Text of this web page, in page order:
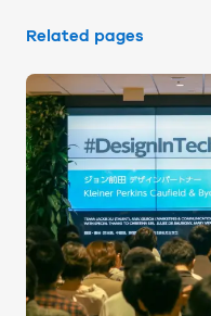
Related pages